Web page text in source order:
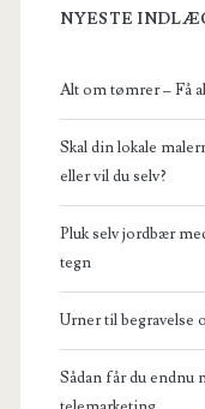
NYESTE
Alt om tømrer – Få
Skal din lokale
eller vil du selv?
Pluk selv jordbær
tegn
Urner til begravelse
Sådan får du endnu